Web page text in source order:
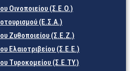
Οινοποιείου (Σ.Ε.Ο.)
(Ε.Σ.Α.)
Ζυθοποιείου (Σ.Ε.Ζ.)
Ελαιοτριβείου (Σ.Ε.Ε.)
Τυροκομείου (Σ.Ε.TY.)